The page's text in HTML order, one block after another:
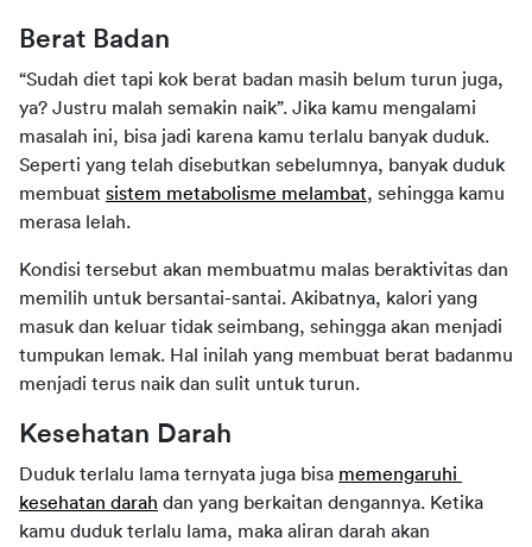
Berat Badan
“Sudah diet tapi kok berat badan masih belum turun juga,
ya? Justru malah semakin naik”. Jika kamu mengalami
masalah ini, bisa jadi karena kamu terlalu banyak duduk.
Seperti yang telah disebutkan sebelumnya, banyak duduk
membuat sistem metabolisme melambat, sehingga kamu
merasa lelah.
Kondisi tersebut akan membuatmu malas beraktivitas dan
memilih untuk bersantai-santai. Akibatnya, kalori yang
masuk dan keluar tidak seimbang, sehingga akan menjadi
tumpukan lemak. Hal inilah yang membuat berat badanmu
menjadi terus naik dan sulit untuk turun.
Kesehatan Darah
Duduk terlalu lama ternyata juga bisa memengaruhi
kesehatan darah dan yang berkaitan dengannya. Ketika
kamu duduk terlalu lama, maka aliran darah akan